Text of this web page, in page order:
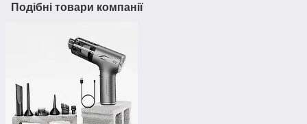
Подібні товари компанії